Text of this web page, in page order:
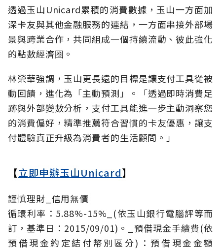
透過玉山Unicard累積的消費數據，玉山一方面加
深卡友與其他金融服務的連結，一方面串接外部場
景與跨業合作，共同組成一個持續流動、彼此強化
的點數經濟圈。
林榮華強調，玉山更長遠的目標是讓支付工具從被
動回饋，進化為「主動預測」。「透過即時消費足
跡與外部變數分析，支付工具能進一步主動洞察您
的消費偏好，精準推薦符合習慣的卡友優惠，讓支
付體驗真正升級為消費者的生活顧問。」
【立即申辦玉山Unicard】
謹慎理財_信用無價
循環利率：5.88%-15%_(依玉山銀行電腦評等而
訂，基準日：2015/09/01)。_預借現金手續費(依
預借現金約定結付幣別區分)：預借現金金額